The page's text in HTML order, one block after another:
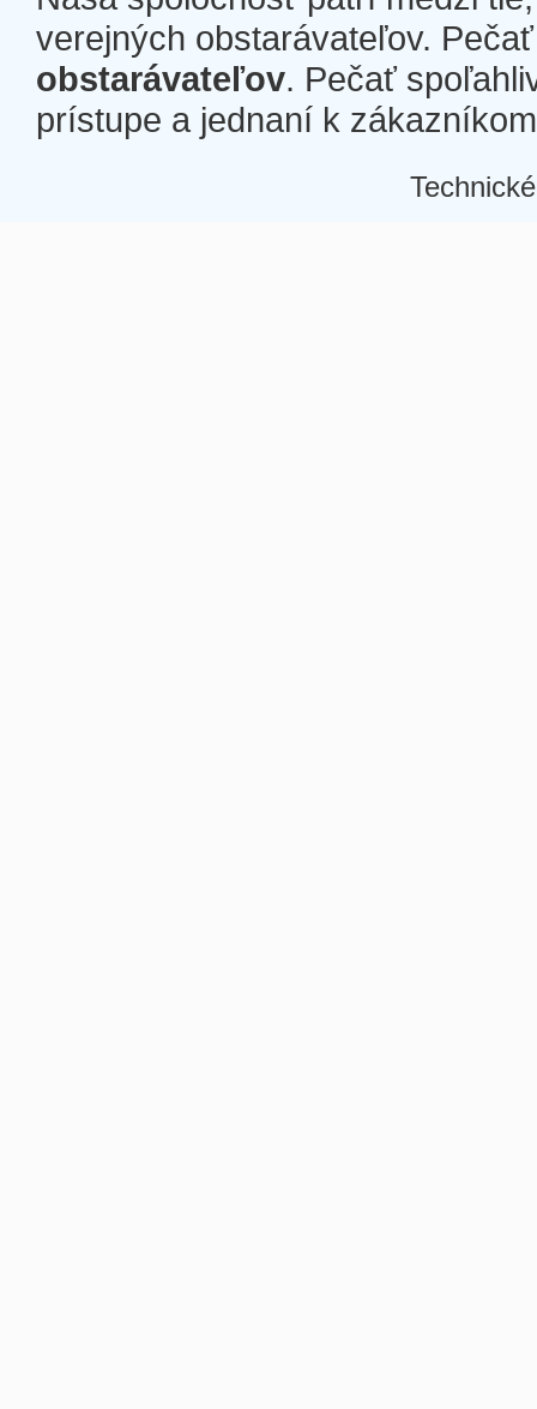
verejných obstarávateľov.
obstarávateľov. Pečať
prístupe a jednaní k